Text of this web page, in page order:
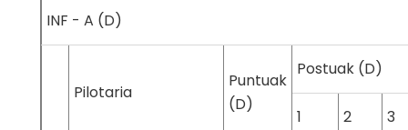
INF - A (D)
Pilotaria
Puntuak
(D)
Postuak (D)
1 2 3